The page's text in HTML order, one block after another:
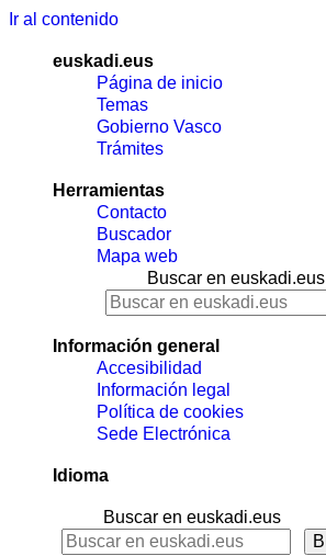
Ir al contenido
euskadi.eus
Página de inicio
Temas
Gobierno Vasco
Trámites
Herramientas
Contacto
Buscador
Mapa web
Buscar en euskadi.eus
Información general
Accesibilidad
Información legal
Política de cookies
Sede Electrónica
Idioma
Buscar en euskadi.eus